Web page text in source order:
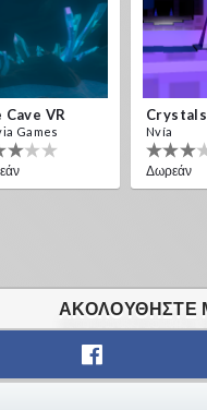
Cave VR
Games Nvía
Δωρεάν
ΑΚΟΛΟΥΘΉΣΤΕ